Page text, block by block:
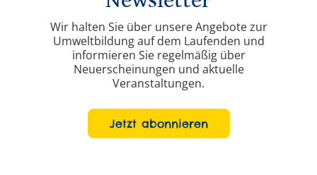
Wir halten Sie über unsere Angebote zur
Umweltbildung auf dem Laufenden und
informieren Sie regelmäßig über
Neuerscheinungen und aktuelle
Veranstaltungen.
Jetzt abonnieren